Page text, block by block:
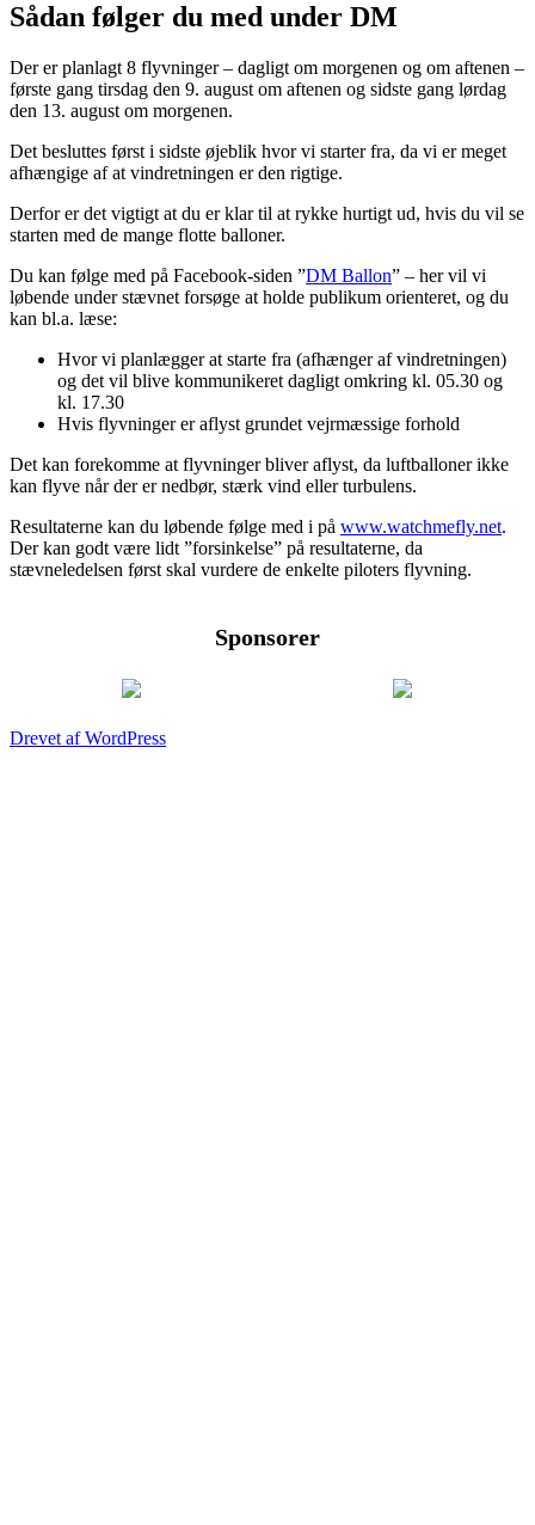
Sådan følger du med under DM
Der er planlagt 8 flyvninger – dagligt om morgenen og om aftenen –
første gang tirsdag den 9. august om aftenen og sidste gang lørdag
den 13. august om morgenen.
Det besluttes først i sidste øjeblik hvor vi starter fra, da vi er meget
afhængige af at vindretningen er den rigtige.
Derfor er det vigtigt at du er klar til at rykke hurtigt ud, hvis du vil se
starten med de mange flotte balloner.
Du kan følge med på Facebook-siden ”DM Ballon” – her vil vi
løbende under stævnet forsøge at holde publikum orienteret, og du
kan bl.a. læse:
Hvor vi planlægger at starte fra (afhænger af vindretningen)
og det vil blive kommunikeret dagligt omkring kl. 05.30 og
kl. 17.30
Hvis flyvninger er aflyst grundet vejrmæssige forhold
Det kan forekomme at flyvninger bliver aflyst, da luftballoner ikke
kan flyve når der er nedbør, stærk vind eller turbulens.
Resultaterne kan du løbende følge med i på www.watchmefly.net.
Der kan godt være lidt ”forsinkelse” på resultaterne, da
stævneledelsen først skal vurdere de enkelte piloters flyvning.
Sponsorer
Drevet af WordPress